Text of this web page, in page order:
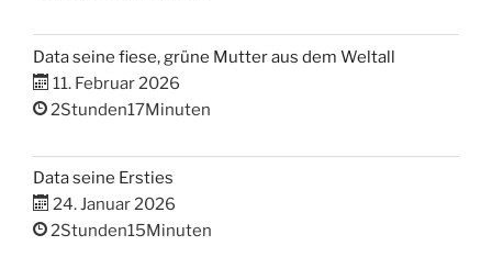
Data seine fiese, grüne Mutter aus dem Weltall
11. Februar 2026
2Stunden17Minuten
Data seine Ersties
24. Januar 2026
2Stunden15Minuten